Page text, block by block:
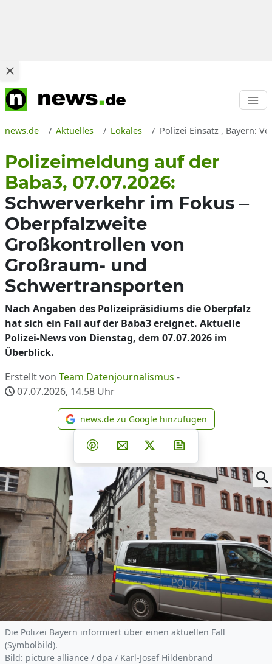
news.de Aktuelles Lokales Polizei Einsatz , Bayern:
Polizeimeldung auf der
Baba3, 07.07.2026:
Schwerverkehr im Fokus –
Oberpfalzweite
Großkontrollen von
Großraum- und
Schwertransporten
Nach Angaben des Polizeipräsidiums die Oberpfalz
hat sich ein Fall auf der Baba3 ereignet. Aktuelle
Polizei-News von Dienstag, dem 07.07.2026 im
Überblick.
Erstellt von Team Datenjournalismus -
07.07.2026, 14.58 Uhr
news.de zu Google
news.de zu Google hinzufügen
Teilen auf Facebook
Teilen auf Whatsapp
Teilen auf Telegram
Teilen auf Pinterest
Per E-Mail teilen
Post auf X
Die Polizei Bayern informiert über einen aktuellen Fall
(Symbolbild).
Bild: picture alliance / dpa / Karl-Josef Hildenbrand